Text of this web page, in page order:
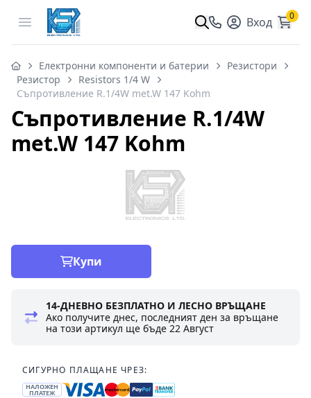
Open menu Вход 0
Електронни компоненти и батерии
Резистори
Резистор
Resistors 1/4 W
Съпротивление R.1/4W met.W 147 Kohm
Съпротивление R.1/4W
met.W 147 Kohm
Купи
14-ДНЕВНО БЕЗПЛАТНО И ЛЕСНО ВРЪЩАНЕ
Ако получите днес, последният ден за връщане
на този артикул ще бъде22 Август
СИГУРНО ПЛАЩАНЕ ЧРЕЗ:
НАЛОЖЕН
ПЛАТЕЖ